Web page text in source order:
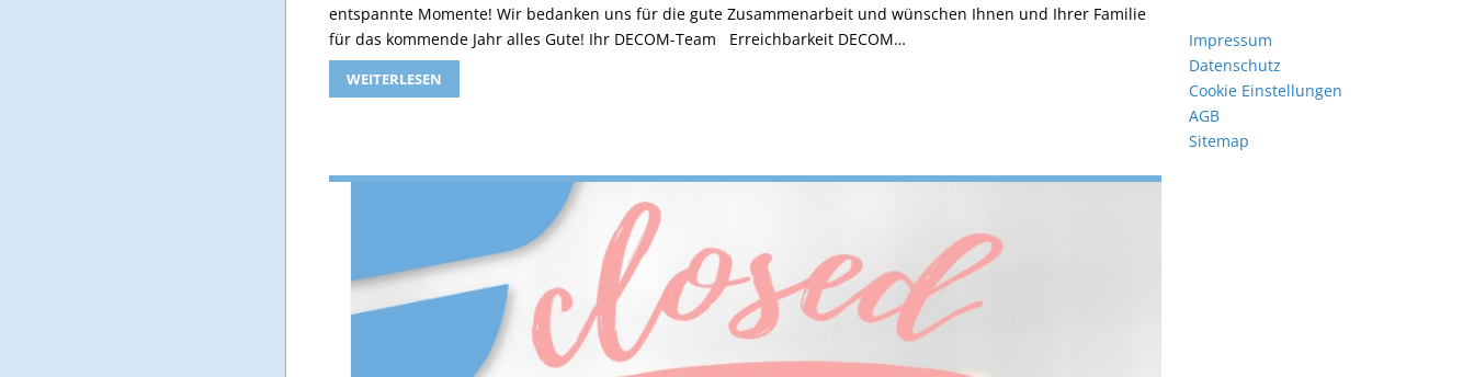
entspannte Momente! Wir bedanken uns für die gute Zusammenarbeit und wünschen Ihnen und Ihrer Familie
für das kommende Jahr alles Gute! Ihr DECOM-Team Erreichbarkeit DECOM…
WEITERLESEN
Impressum
Datenschutz
Cookie Einstellungen
AGB
Sitemap